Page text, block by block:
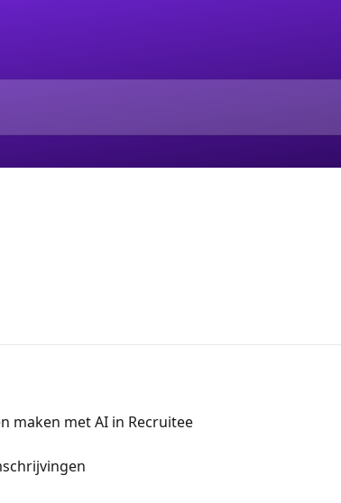
maken met AI in Recruitee